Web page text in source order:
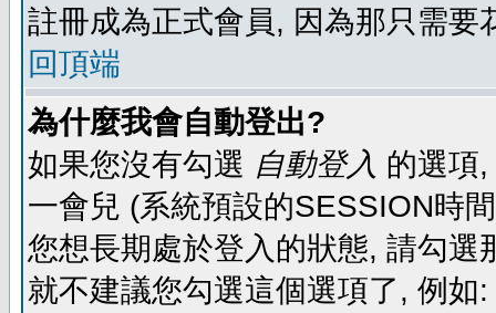
註冊成為正式會員, 因為那只需要
回頂端
為什麼我會自動登出?
如果您沒有勾選 自動登入 的選項
一會兒 (系統預設的SESSION時
您想長期處於登入的狀態, 請勾
就不建議您勾選這個選項了, 例